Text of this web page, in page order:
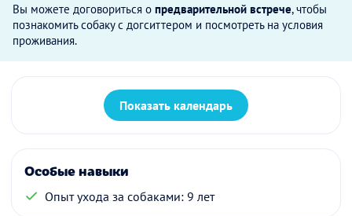
Вы можете договориться о предварительной встрече, чтобы
познакомить собаку с догситтером и посмотреть на условия
проживания.
Показать календарь
Особые навыки
Опыт ухода за собаками: 9 лет